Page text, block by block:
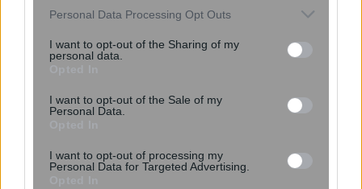
Please note that this website/app uses one or more Google
not limited to your visit or usage behaviour. You may click to
grant or deny consent to Google and its third-party tags to
consent section.
Personal Data Processing Opt Outs
I want to opt-out of the Sharing of my
personal data.
I want to opt-out of the Sale of my
Personal Data.
I want to opt-out of processing my
Personal Data for Targeted Advertising.
αλλαγή στο πρόγραμμα εφημεριών
του Σισμανογλείου